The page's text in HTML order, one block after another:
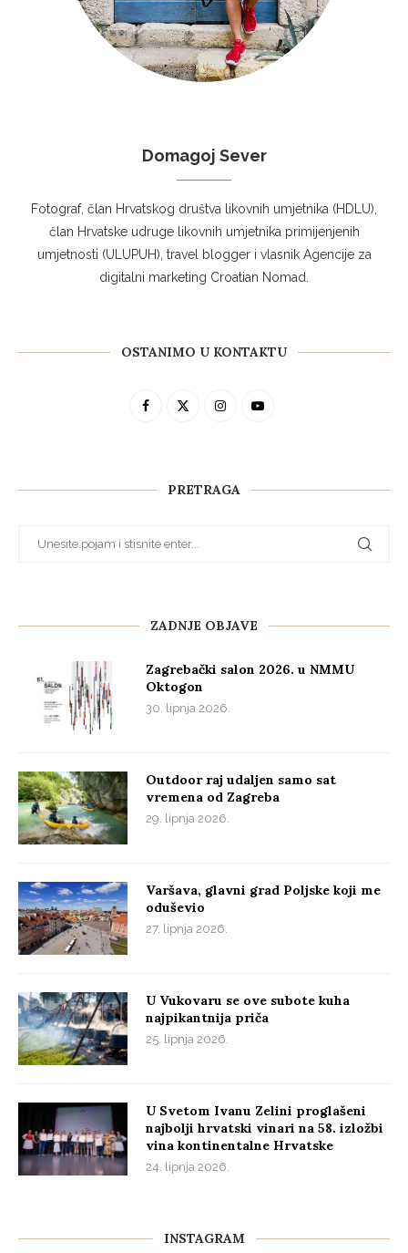
Domagoj Sever
Fotograf, član Hrvatskog društva likovnih umjetnika (HDLU),
član Hrvatske udruge likovnih umjetnika primijenjenih
umjetnosti (ULUPUH), travel blogger i vlasnik Agencije za
digitalni marketing Croatian Nomad.
OSTANIMO U KONTAKTU
PRETRAGA
ZADNJE OBJAVE
Zagrebački salon 2026. u NMMU
Oktogon
30. lipnja 2026.
Outdoor raj udaljen samo sat
vremena od Zagreba
29. lipnja 2026.
Varšava, glavni grad Poljske koji me
oduševio
27. lipnja 2026.
U Vukovaru se ove subote kuha
najpikantnija priča
25. lipnja 2026.
U Svetom Ivanu Zelini proglašeni
najbolji hrvatski vinari na 58. izložbi
vina kontinentalne Hrvatske
24. lipnja 2026.
INSTAGRAM